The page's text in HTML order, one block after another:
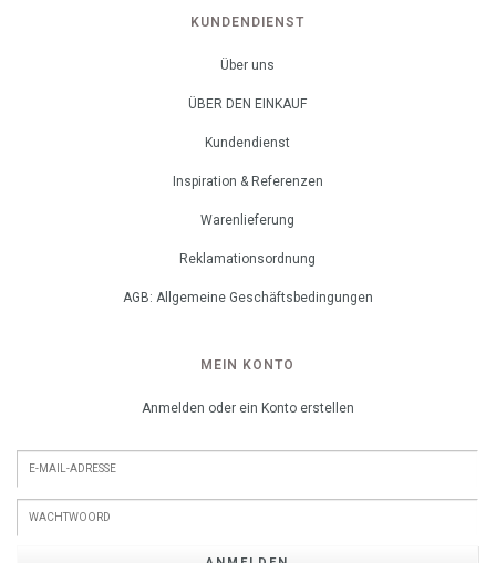
KUNDENDIENST
Über uns
ÜBER DEN EINKAUF
Kundendienst
Inspiration & Referenzen
Warenlieferung
Reklamationsordnung
AGB: Allgemeine Geschäftsbedingungen
MEIN KONTO
Anmelden oder ein Konto erstellen